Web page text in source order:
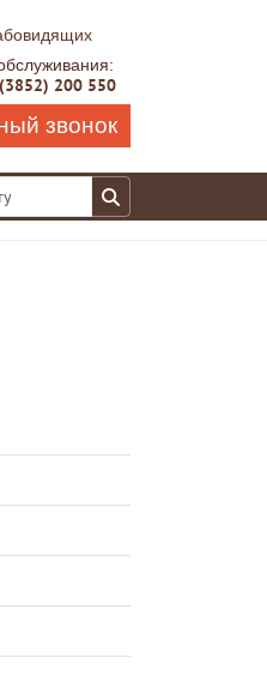
200 550
звонок